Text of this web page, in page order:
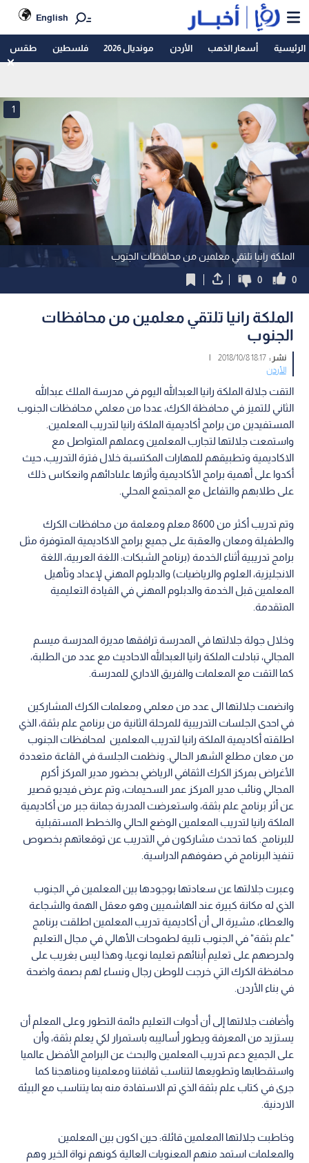
English
الرئيسية أسعار الذهب الأردن مونديال 2026 فلسطين طقس
الملكة رانيا تلتقي معلمين من محافظات الجنوب
1
0
0
الملكة رانيا تلتقي معلمين من محافظات
الجنوب
نشر :18:17 2018/10/8
|
الأردن
التقت جلالة الملكة رانيا العبدالله اليوم في مدرسة الملك عبدالله
الثاني للتميز في محافظة الكرك، عددا من معلمي محافظات الجنوب
المستفيدين من برامج أكاديمية الملكة رانيا لتدريب المعلمين.
واستمعت جلالتها لتجارب المعلمين وعملهم المتواصل مع
الاكاديمية وتطبيقهم للمهارات المكتسبة خلال فترة التدريب، حيث
أكدوا على أهمية برامج الأكاديمية وأثرها علىادائهم وانعكاس ذلك
على طلابهم والتفاعل مع المجتمع المحلي.
وتم تدريب أكثر من 8600 معلم ومعلمة من محافظات الكرك
والطفيلة ومعان والعقبة على جميع برامج الاكاديمية المتوفرة مثل
برامج تدريبية أثناء الخدمة (برنامج الشبكات: اللغة العربية، اللغة
الانجليزية، العلوم والرياضيات) والدبلوم المهني لإعداد وتأهيل
المعلمين قبل الخدمة والدبلوم المهني في القيادة التعليمية
المتقدمة.
وخلال جولة جلالتها في المدرسة ترافقها مديرة المدرسة ميسم
المجالي، تبادلت الملكة رانيا العبدالله الاحاديث مع عدد من الطلبة،
كما التقت مع المعلمات والفريق الاداري للمدرسة.
وانضمت جلالتها الى عدد من معلمي ومعلمات الكرك المشاركين
في احدى الجلسات التدريبية للمرحلة الثانية من برنامج علم بثقة، الذي
اطلقته أكاديمية الملكة رانيا لتدريب المعلمين لمحافظات الجنوب
من معان مطلع الشهر الحالي. ونظمت الجلسة في القاعة متعددة
الأغراض بمركز الكرك الثقافي الرياضي بحضور مدير المركز أكرم
المجالي ونائب مدير المركز عمر السحيمات، وتم عرض فيديو قصير
عن أثر برنامج علم بثقة، واستعرضت المدربة جمانة جبر من أكاديمية
الملكة رانيا لتدريب المعلمين الوضع الحالي والخطط المستقبلية
للبرنامج. كما تحدث مشاركون في التدريب عن توقعاتهم بخصوص
تنفيذ البرنامج في صفوفهم الدراسية.
وعبرت جلالتها عن سعادتها بوجودها بين المعلمين في الجنوب
الذي له مكانة كبيرة عند الهاشميين وهو معقل الهمة والشجاعة
والعطاء، مشيرة الى أن أكاديمية تدريب المعلمين اطلقت برنامج
"علم بثقة" في الجنوب تلبية لطموحات الأهالي في مجال التعليم
ولحرصهم على تعليم أبنائهم تعليما نوعيا، وهذا ليس بغريب على
محافظة الكرك التي خرجت للوطن رجال ونساء لهم بصمة واضحة
في بناء الأردن.
وأضافت جلالتها إلى أن أدوات التعليم دائمة التطور وعلى المعلم أن
يستزيد من المعرفة ويطور أساليبه باستمرار لكي يعلم بثقة، وأن
على الجميع دعم تدريب المعلمين والبحث عن البرامج الأفضل عالميا
واستقطابها وتطويعها لتناسب ثقافتنا ومعلمينا ومناهجنا كما
جرى في كتاب علم بثقة الذي تم الاستفادة منه بما يتناسب مع البيئة
الاردنية.
وخاطبت جلالتها المعلمين قائلة: حين اكون بين المعلمين
والمعلمات استمد منهم المعنويات العالية كونهم نواة الخير وهم